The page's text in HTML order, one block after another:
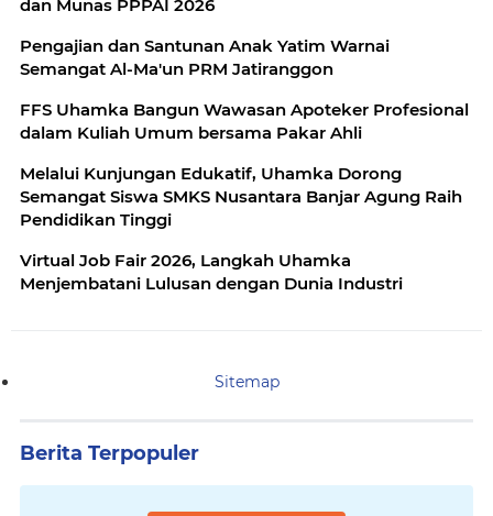
dan Munas PPPAI 2026
Pengajian dan Santunan Anak Yatim Warnai
Semangat Al-Ma'un PRM Jatiranggon
FFS Uhamka Bangun Wawasan Apoteker Profesional
dalam Kuliah Umum bersama Pakar Ahli
Melalui Kunjungan Edukatif, Uhamka Dorong
Semangat Siswa SMKS Nusantara Banjar Agung Raih
Pendidikan Tinggi
Virtual Job Fair 2026, Langkah Uhamka
Menjembatani Lulusan dengan Dunia Industri
Sitemap
Berita Terpopuler